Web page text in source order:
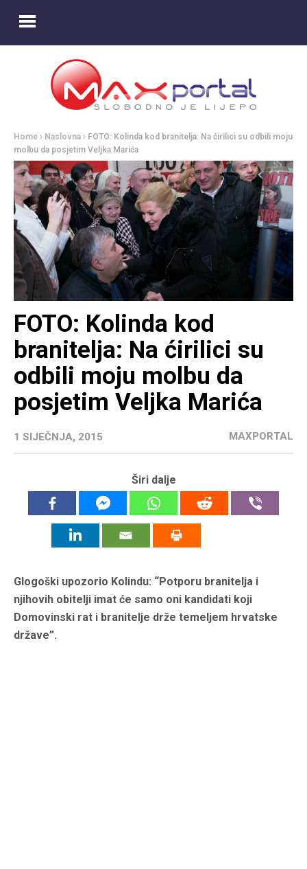
Home Naslovna
FOTO: Kolinda kod branitelja: Na ćirilici su odbili moju
molbu da posjetim Veljka Marića
FOTO: Kolinda kod
branitelja: Na ćirilici su
odbili moju molbu da
posjetim Veljka Marića
1 SIJEČNJA, 2015 MAXPORTAL
Širi dalje
Glogoški upozorio Kolindu: “Potporu branitelja i
njihovih obitelji imat će samo oni kandidati koji
Domovinski rat i branitelje drže temeljem hrvatske
države”.